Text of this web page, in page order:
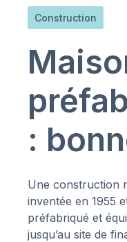
Construction
:
Une construction
inventée en 1955
préfabriqué et
jusqu’au site de